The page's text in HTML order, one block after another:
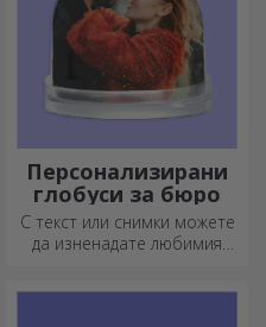
Персонализирани
глобуси за бюро
С текст или снимки можете
да изненадате любимия
за офиса.